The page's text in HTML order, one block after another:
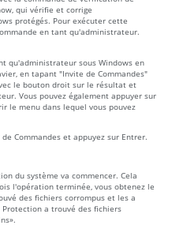
qui vérifie et corrige
protégés. Pour exécuter cette
en tant qu'administrateur.
qu'administrateur sous Windows en
en tapant "Invite de Commandes"
le bouton droit sur le résultat et
Vous pouvez également appuyer sur
le menu dans lequel vous pouvez
Commandes et appuyez sur Entrer.
du système va commencer. Cela
l'opération terminée, vous obtenez le
des fichiers corrompus et les a
Protection a trouvé des fichiers